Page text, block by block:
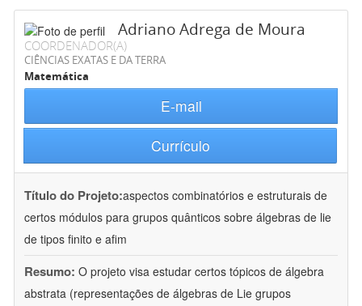
Adriano Adrega de Moura
COORDENADOR(A)
CIÊNCIAS EXATAS E DA TERRA
Matemática
E-mail
Currículo
Título do Projeto:aspectos combinatórios e estruturais de
certos módulos para grupos quânticos sobre álgebras de lie
de tipos finito e afim
Resumo: O projeto visa estudar certos tópicos de álgebra
abstrata (representações de álgebras de Lie grupos